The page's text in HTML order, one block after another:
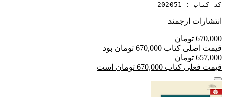
کد کتاب : 202051
انتشارات ارجمند
670,000 تومان
قیمت اصلی کتاب 670,000 تومان بود
657,000 تومان
قیمت فعلی کتاب 670,000 تومان است